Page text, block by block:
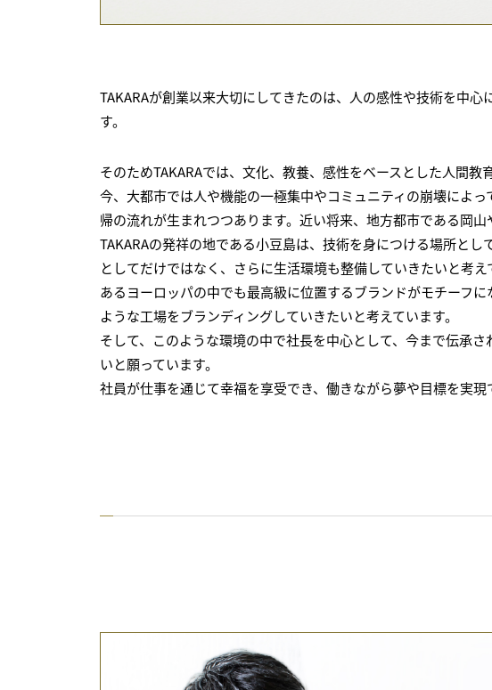
TAKARAが創業以来大切にしてきたのは、人の感性や技術を中
す。
そのためTAKARAでは、文化、教養、感性をベースとした人間教
今、大都市では人や機能の一極集中やコミュニティの崩壊によ
帰の流れが生まれつつあります。近い将来、地方都市である岡
TAKARAの発祥の地である小豆島は、技術を身につける場所と
としてだけではなく、さらに生活環境も整備していきたいと考え
あるヨーロッパの中でも最高級に位置するブランドがモチーフ
ような工場をブランディングしていきたいと考えています。
そして、このような環境の中で社長を中心として、今まで伝承
いと願っています。
社員が仕事を通じて幸福を享受でき、働きながら夢や目標を実